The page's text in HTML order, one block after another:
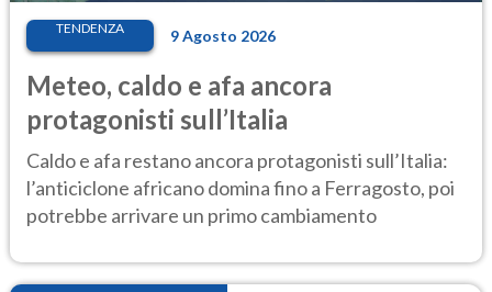
TENDENZA 9 Agosto 2026
Meteo, caldo e afa ancora
protagonisti sull’Italia
Caldo e afa restano ancora protagonisti sull’Italia:
l’anticiclone africano domina fino a Ferragosto, poi
potrebbe arrivare un primo cambiamento